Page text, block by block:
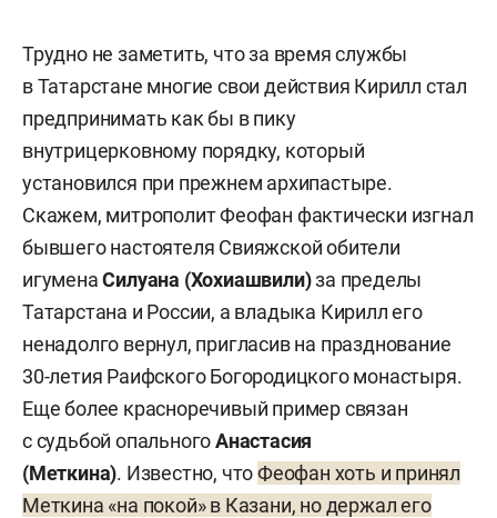
Трудно не заметить, что за время службы
в Татарстане многие свои действия Кирилл стал
предпринимать как бы в пику
внутрицерковному порядку, который
установился при прежнем архипастыре.
Скажем, митрополит Феофан фактически изгнал
бывшего настоятеля Свияжской обители
игуменаСилуана (Хохиашвили)за пределы
Татарстана и России, а владыка Кирилл его
ненадолго вернул, пригласив на празднование
30-летия Раифского Богородицкого монастыря.
Еще более красноречивый пример связан
с судьбой опальногоАнастасия
(Меткина). Известно, чтоФеофан хоть и принял
Меткина «на покой» в Казани, но держал его